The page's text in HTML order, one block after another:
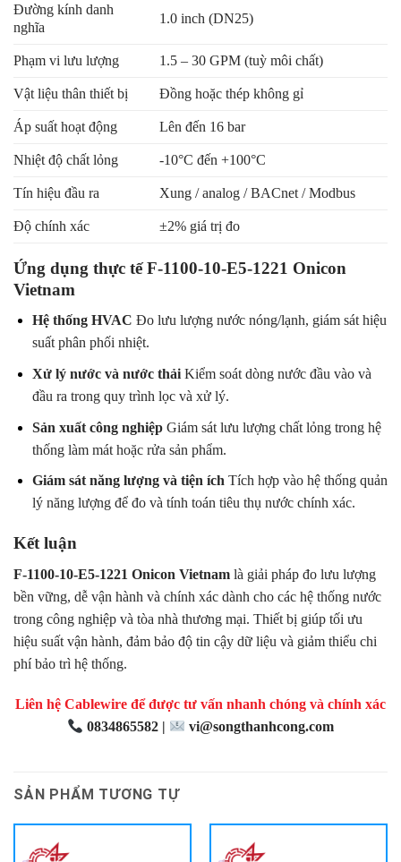
Đường kính danh
nghĩa
1.0 inch (DN25)
Phạm vi lưu lượng 1.5 – 30 GPM (tuỳ môi chất)
Vật liệu thân thiết bị Đồng hoặc thép không gỉ
Áp suất hoạt động Lên đến 16 bar
Nhiệt độ chất lỏng -10°C đến +100°C
Tín hiệu đầu ra Xung / analog / BACnet / Modbus
Độ chính xác ±2% giá trị đo
Ứng dụng thực tế F-1100-10-E5-1221 Onicon
Vietnam
Hệ thống HVAC Đo lưu lượng nước nóng/lạnh, giám sát hiệu
suất phân phối nhiệt.
Xử lý nước và nước thảiKiểm soát dòng nước đầu vào và
đầu ra trong quy trình lọc và xử lý.
Sản xuất công nghiệpGiám sát lưu lượng chất lỏng trong hệ
thống làm mát hoặc rửa sản phẩm.
Giám sát năng lượng và tiện ích Tích hợp vào hệ thống quản
lý năng lượng để đo và tính toán tiêu thụ nước chính xác.
Kết luận
F-1100-10-E5-1221 Onicon Vietnam là giải pháp đo lưu lượng
bền vững, dễ vận hành và chính xác dành cho các hệ thống nước
trong công nghiệp và tòa nhà thương mại. Thiết bị giúp tối ưu
hiệu suất vận hành, đảm bảo độ tin cậy dữ liệu và giảm thiểu chi
phí bảo trì hệ thống.
Liên hệ Cablewire để được tư vấn nhanh chóng và chính xác
0834865582 |
vi@songthanhcong.com
SẢN PHẨM TƯƠNG TỰ